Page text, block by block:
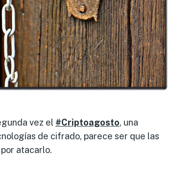
vez el #Criptoagosto, una
de cifrado, parece ser que las
atacarlo.